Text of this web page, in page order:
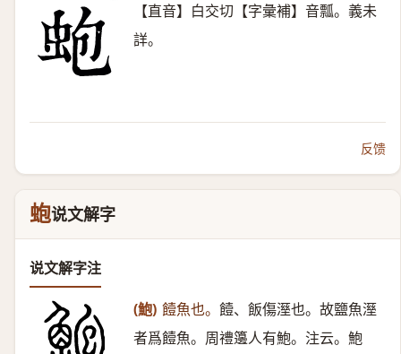
【直音】白交切【字彙補】音瓢。義未
詳。
反馈
蚫说文解字
说文解字注
(鮑) 饐魚也。 饐、飯傷溼也。故鹽魚溼
者爲饐魚。周禮籩人有鮑。注云。鮑